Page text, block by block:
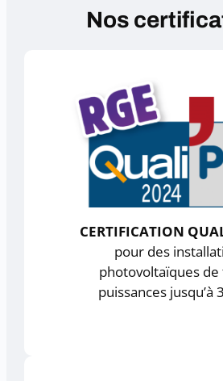
Nos
CERTIFICATION
pour des
photovoltaïques
puissances jusqu’à